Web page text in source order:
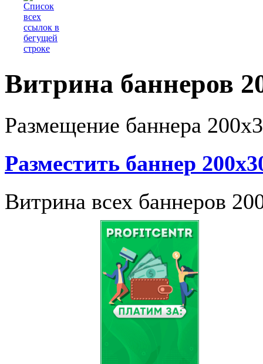
Витрина баннеров
Размещение баннера
Разместить баннер
Витрина всех баннеров